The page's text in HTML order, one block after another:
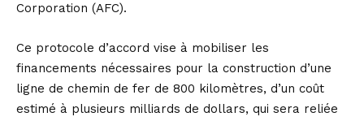
Corporation (AFC).
Ce protocole d’accord vise à mobiliser les
financements nécessaires pour la construction d’une
ligne de chemin de fer de 800 kilomètres, d’un coût
estimé à plusieurs milliards de dollars, qui sera reliée